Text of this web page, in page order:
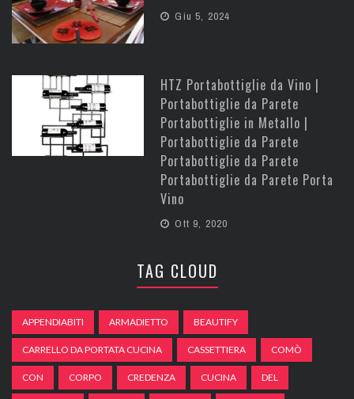
Giu 5, 2024
HTZ Portabottiglie da Vino |
Portabottiglie da Parete
Portabottiglie in Metallo |
Portabottiglie da Parete
Portabottiglie da Parete
Portabottiglie da Parete Porta
Vino
Ott 9, 2020
TAG CLOUD
APPENDIABITI ARMADIETTO BEAUTIFY
CARRELLO DA PORTATA CUCINA CASSETTIERA COMÒ
CON CORPO CREDENZA CUCINA DEL